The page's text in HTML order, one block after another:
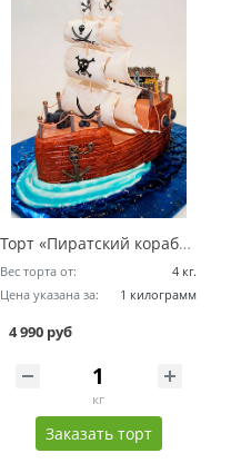
Торт «Пиратский корабль с добычей»
Вес торта от:
4 кг.
Цена указана за:
1 килограмм
4 990 руб
кг
Заказать торт